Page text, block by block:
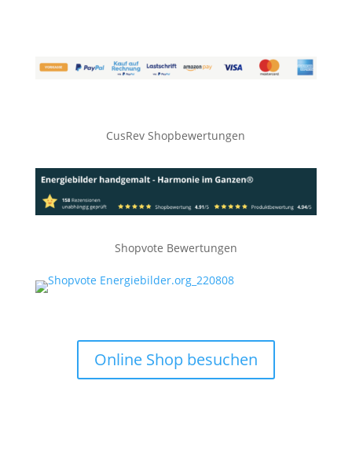
CusRev Shopbewertungen
Shopvote Bewertungen
Online Shop besuchen